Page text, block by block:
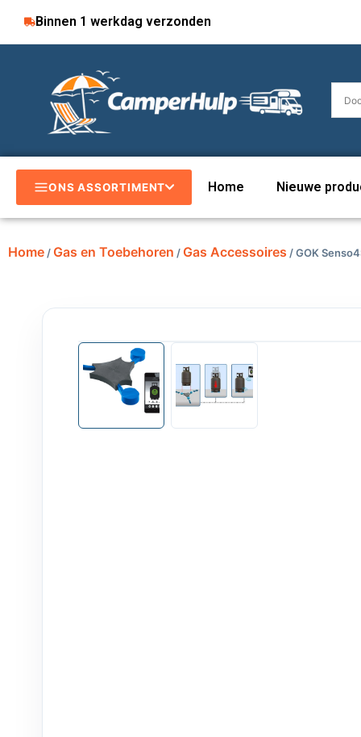
Binnen 1 werkdag verzonden
ONS ASSORTIMENT Home Nieuwe
Home / Gas en Toebehoren / Gas Accessoires / GOK